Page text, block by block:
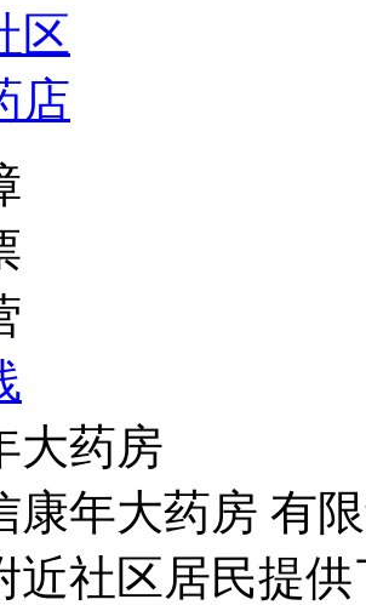
区
店
大药房
康年大药房 有
近社区居民提